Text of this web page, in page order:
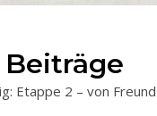
Etappe 2 – von Freund